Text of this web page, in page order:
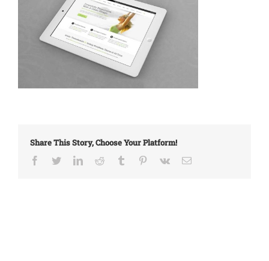
Share This Story, Choose Your Platform!
Facebook
TwitterLinkedInReddit Tumblr Pinterest
Vk Email